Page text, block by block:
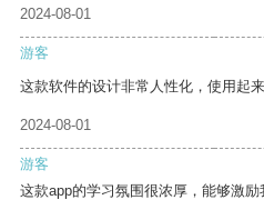
2024-08-01
游客
这款软件的设计非常人性化，使用起来
2024-08-01
游客
这款app的学习氛围很浓厚，能够激